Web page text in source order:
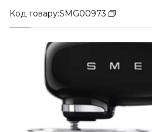
Код товару:SMG00973